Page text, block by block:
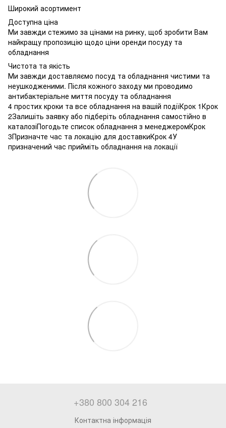
Широкий асортимент
Доступна ціна
Ми завжди стежимо за цінами на ринку, щоб зробити Вам
найкращу пропозицію щодо ціни оренди посуду та
обладнання
Чистота та якість
Ми завжди доставляємо посуд та обладнання чистими та
неушкодженими. Після кожного заходу ми проводимо
антибактеріальне миття посуду та обладнання
4 простих кроки та все обладнання на вашій подіїКрок 1Крок
2Залишіть заявку або підберіть обладнання самостійно в
каталозіПогодьте список обладнання з менеджеромКрок
3Призначте час та локацію для доставкиКрок 4У
призначений час прийміть обладнання на локації
+380 800 304 216
Контактна інформація